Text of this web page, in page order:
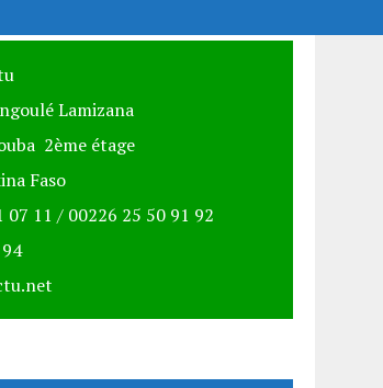
Lamizana
2ème étage
Faso
07 11 / 00226 25 50 91 92